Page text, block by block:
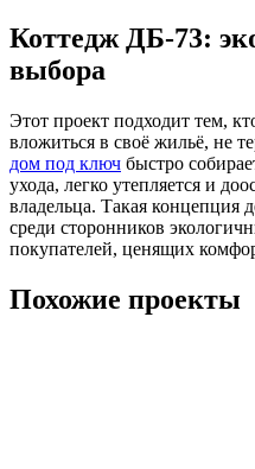
Коттедж ДБ-73:
выбора
Этот проект подходит тем,
вложиться в своё жильё, не
дом под ключ быстро
ухода, легко утепляется и
владельца. Такая концепция
среди сторонников
покупателей, ценящих
Похожие проекты